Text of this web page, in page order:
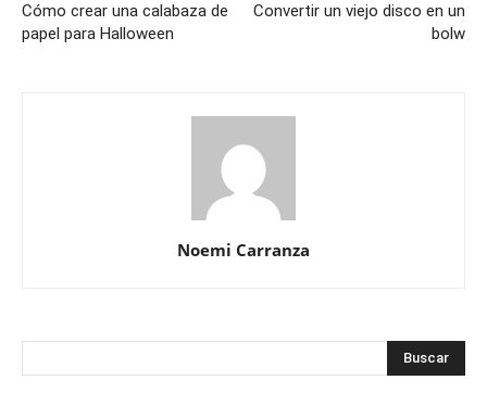
Cómo crear una calabaza de
papel para Halloween
Convertir un viejo disco en un
bolw
Noemi Carranza